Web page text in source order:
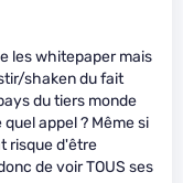
les whitepaper mais
shaken du fait
du tiers monde
appel ? Même si
risque d'être
de voir TOUS ses